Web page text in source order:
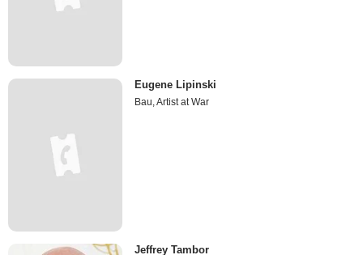
Eugene Lipinski
Bau, Artist at War
Jeffrey Tambor